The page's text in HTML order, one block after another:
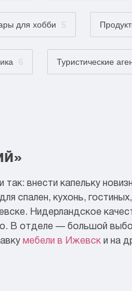
для хобби 5
6 Туристические
внести капельку
спален, кухонь,
Нидерландское
В отделе — большой
мебели в Ижевск и на